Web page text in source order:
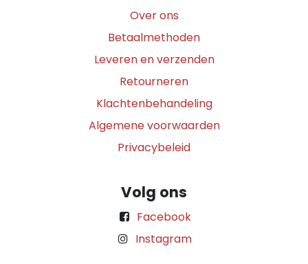
Over ons
Betaalmethoden
Leveren en verzenden
Retourneren
Klachtenbehandeling
Algemene voorwaarden
Privacybeleid
Volg ons
Facebook
Instagram